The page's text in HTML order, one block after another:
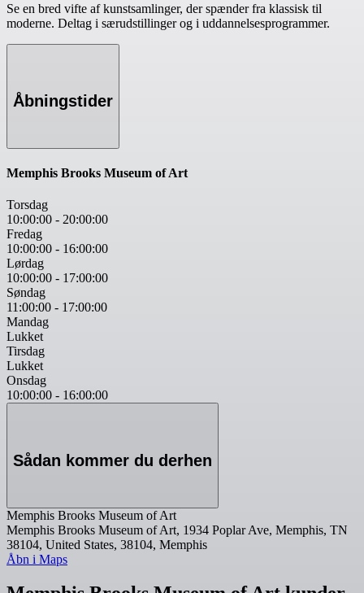
Se en bred vifte af kunstsamlinger, der spænder fra klassisk til
moderne. Deltag i særudstillinger og i uddannelsesprogrammer.
Åbningstider
Memphis Brooks Museum of Art
Torsdag
10:00:00 - 20:00:00
Fredag
10:00:00 - 16:00:00
Lørdag
10:00:00 - 17:00:00
Søndag
11:00:00 - 17:00:00
Mandag
Lukket
Tirsdag
Lukket
Onsdag
10:00:00 - 16:00:00
Sådan kommer du derhen
Memphis Brooks Museum of Art
Memphis Brooks Museum of Art, 1934 Poplar Ave, Memphis, TN
38104, United States, 38104, Memphis
Åbn i Maps